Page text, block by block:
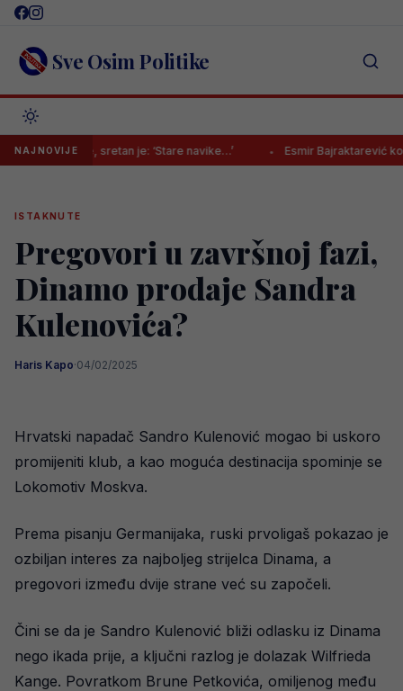
Skip
content Sve Osim Politike
NAJNOVIJE
sretan je: ‘Stare navike…’ Esmir Bajraktarević konačno
ISTAKNUTE
Pregovori u završnoj fazi,
Dinamo prodaje Sandra
Kulenovića?
Haris Kapo·04/02/2025
Hrvatski napadač Sandro Kulenović mogao bi uskoro
promijeniti klub, a kao moguća destinacija spominje se
Lokomotiv Moskva.
Prema pisanju Germanijaka, ruski prvoligaš pokazao je
ozbiljan interes za najboljeg strijelca Dinama, a
pregovori između dvije strane već su započeli.
Čini se da je Sandro Kulenović bliži odlasku iz Dinama
nego ikada prije, a ključni razlog je dolazak Wilfrieda
Kange. Povratkom Brune Petkovića, omiljenog među